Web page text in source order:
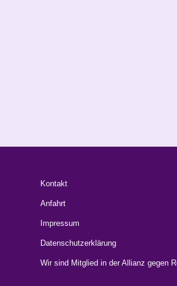
Kontakt
Anfahrt
Impressum
Datenschutzerklärung
Wir sind Mitglied in der Allianz gegen